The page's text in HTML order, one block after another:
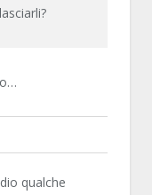
qualche